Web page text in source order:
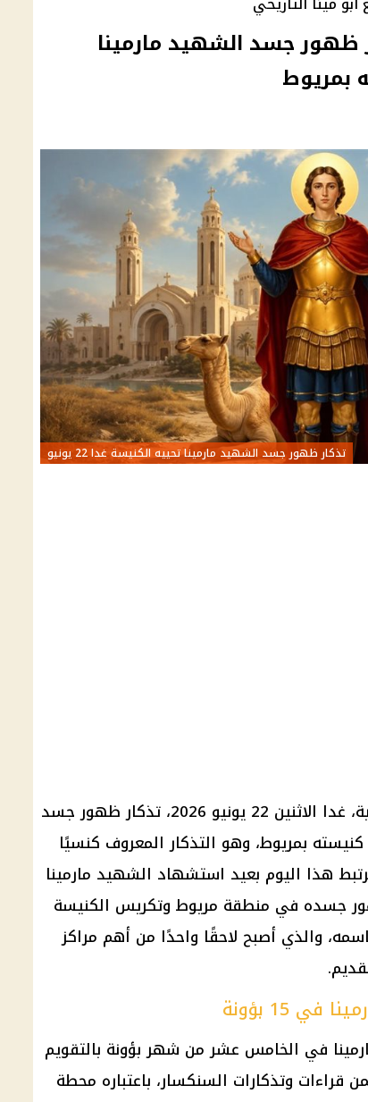
ظهور جسد الشهيد مارمينا
بمريوط
تذكار ظهور جسد الشهيد مارمينا تحييه الكنيسة غدا 22 يونيو
تحيي الكنيسة القبطية الأرثوذكسية، غدا الاثنين 22 يونيو 2026، تذكار ظهور جسد
بمريوط، وهو التذكار المعروف كنسيًا
15 بؤونة. ولا يرتبط هذا اليوم بعيد استشهاد الشهيد مارمينا
جسده في منطقة مريوط وتكريس الكنيسة
والذي أصبح لاحقًا واحدًا من أهم مراكز
15 بؤونة
في الخامس عشر من شهر بؤونة بالتقويم
قراءات وتذكارات السنكسار، باعتباره محطة